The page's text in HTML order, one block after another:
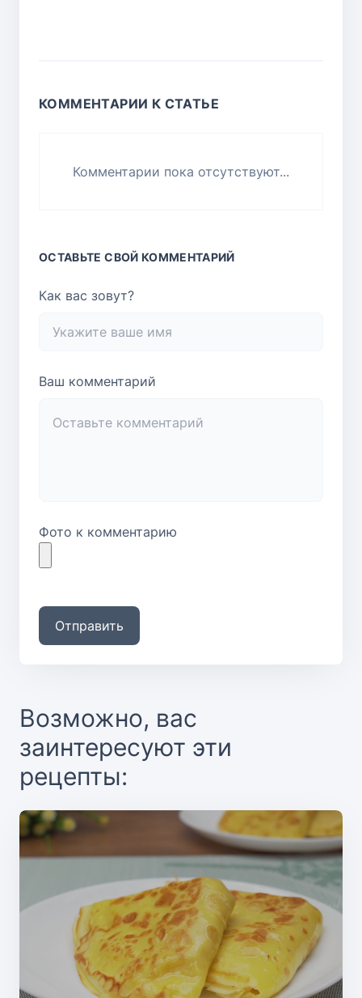
КОММЕНТАРИИ К СТАТЬЕ
Комментарии пока отсутствуют...
ОСТАВЬТЕ СВОЙ КОММЕНТАРИЙ
Как вас зовут?
Ваш комментарий
Фото к комментарию
Отправить
Возможно, вас
заинтересуют эти
рецепты: